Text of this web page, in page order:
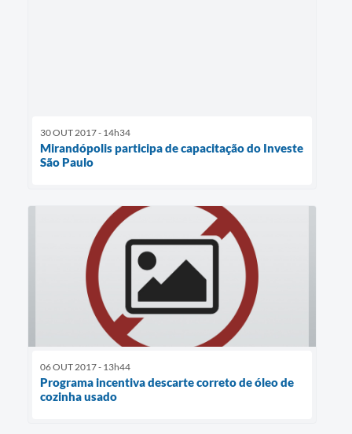
30 OUT 2017 - 14h34
Mirandópolis participa de capacitação do Investe
São Paulo
06 OUT 2017 - 13h44
Programa incentiva descarte correto de óleo de
cozinha usado